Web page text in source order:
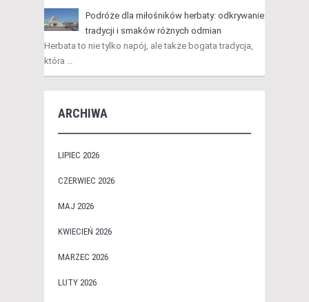
Podróże dla miłośników herbaty: odkrywanie
tradycji i smaków różnych odmian
Herbata to nie tylko napój, ale także bogata tradycja,
która …
ARCHIWA
LIPIEC 2026
CZERWIEC 2026
MAJ 2026
KWIECIEŃ 2026
MARZEC 2026
LUTY 2026